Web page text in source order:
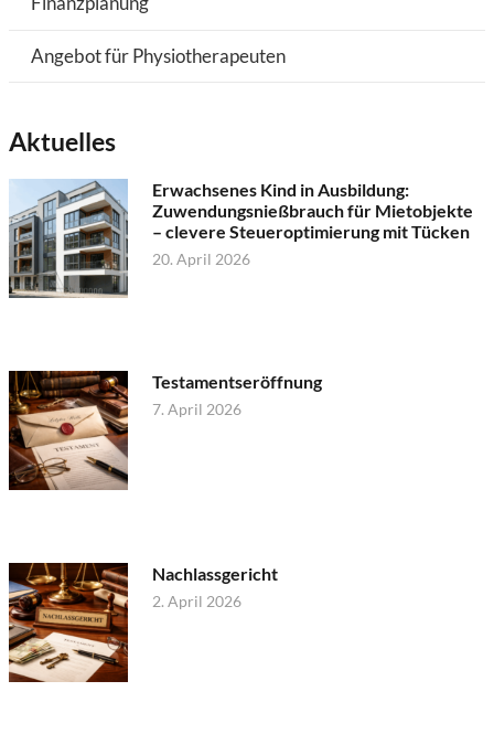
Angebot für Physiotherapeuten
Aktuelles
Erwachsenes Kind in Ausbildung:
Zuwendungsnießbrauch für Mietobjekte
– clevere Steueroptimierung mit Tücken
20. April 2026
Testamentseröffnung
7. April 2026
Nachlassgericht
2. April 2026